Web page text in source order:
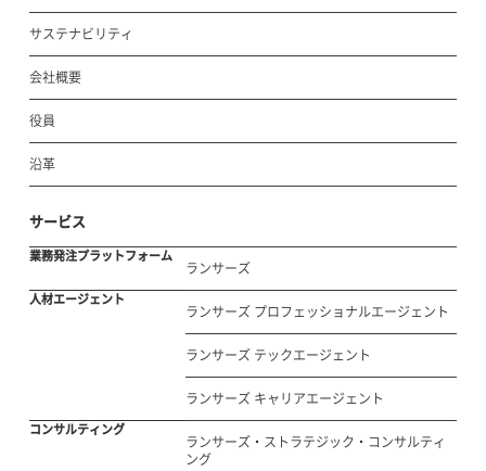
サステナビリティ
会社概要
役員
沿革
サービス
業務発注プラットフォーム
ランサーズ
人材エージェント
ランサーズ プロフェッショナルエージェント
ランサーズ テックエージェント
ランサーズ キャリアエージェント
コンサルティング
ランサーズ・ストラテジック・コンサルティ
ング